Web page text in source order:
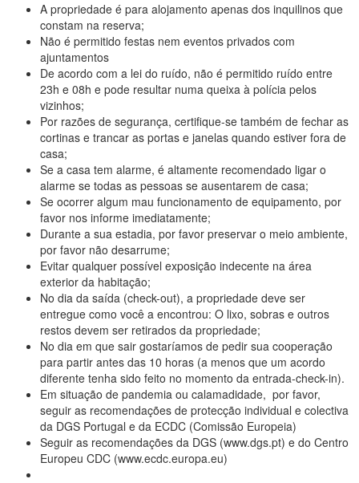
A propriedade é para alojamento apenas dos inquilinos que
constam na reserva;
Não é permitido festas nem eventos privados com
ajuntamentos
De acordo com a lei do ruído, não é permitido ruído entre
23h e 08h e pode resultar numa queixa à polícia pelos
vizinhos;
Por razões de segurança, certifique-se também de fechar as
cortinas e trancar as portas e janelas quando estiver fora de
casa;
Se a casa tem alarme, é altamente recomendado ligar o
alarme se todas as pessoas se ausentarem de casa;
Se ocorrer algum mau funcionamento de equipamento, por
favor nos informe imediatamente;
Durante a sua estadia, por favor preservar o meio ambiente,
por favor não desarrume;
Evitar qualquer possível exposição indecente na área
exterior da habitação;
No dia da saída (check-out), a propriedade deve ser
entregue como você a encontrou: O lixo, sobras e outros
restos devem ser retirados da propriedade;
No dia em que sair gostaríamos de pedir sua cooperação
para partir antes das 10 horas (a menos que um acordo
diferente tenha sido feito no momento da entrada-check-in).
Em situação de pandemia ou calamadidade, por favor,
seguir as recomendações de protecção individual e colectiva
da DGS Portugal e da ECDC (Comissão Europeia)
Seguir as recomendações da DGS (www.dgs.pt) e do Centro
Europeu CDC (www.ecdc.europa.eu)